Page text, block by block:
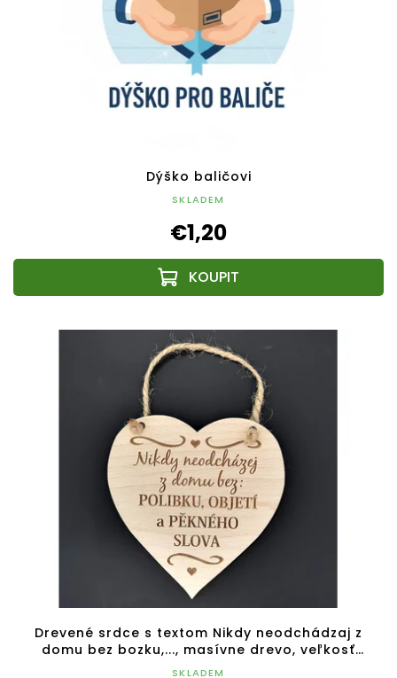
Dýško baličovi
SKLADEM
€1,20
Drevené srdce s textom Nikdy neodchádzaj z
domu bez bozku,..., masívne drevo, veľkosť
16x15cm
SKLADEM